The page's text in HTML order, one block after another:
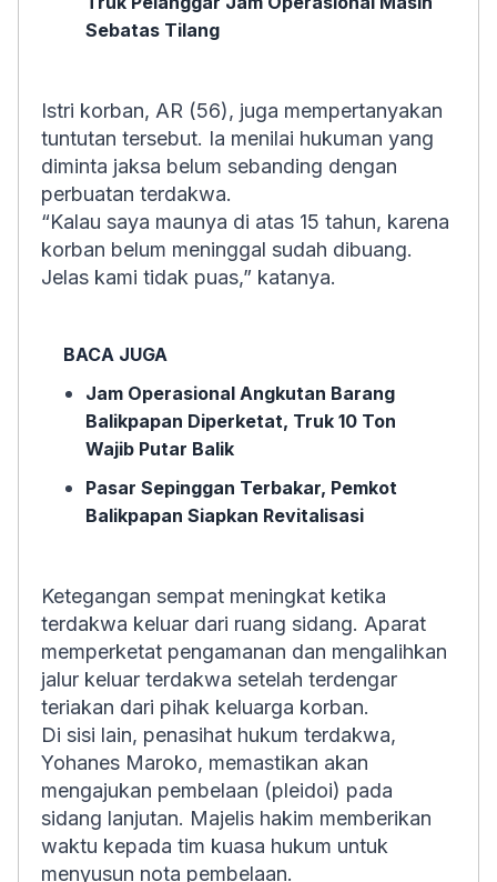
Sebatas Tilang
Istri korban, AR (56), juga mempertanyakan
tuntutan tersebut. Ia menilai hukuman yang
diminta jaksa belum sebanding dengan
perbuatan terdakwa.
“Kalau saya maunya di atas 15 tahun, karena
korban belum meninggal sudah dibuang.
Jelas kami tidak puas,” katanya.
BACA JUGA
Jam Operasional Angkutan Barang
Balikpapan Diperketat, Truk 10 Ton
Wajib Putar Balik
Pasar Sepinggan Terbakar, Pemkot
Balikpapan Siapkan Revitalisasi
Ketegangan sempat meningkat ketika
terdakwa keluar dari ruang sidang. Aparat
memperketat pengamanan dan mengalihkan
jalur keluar terdakwa setelah terdengar
teriakan dari pihak keluarga korban.
Di sisi lain, penasihat hukum terdakwa,
Yohanes Maroko, memastikan akan
mengajukan pembelaan (pleidoi) pada
sidang lanjutan. Majelis hakim memberikan
waktu kepada tim kuasa hukum untuk
menyusun nota pembelaan.